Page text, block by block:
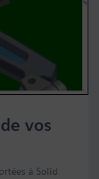
vos
à Solid